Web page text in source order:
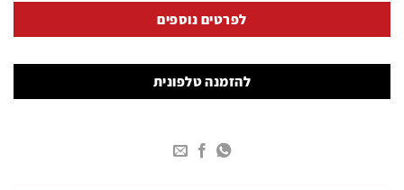
לפרטים נוספים
להזמנה טלפונית